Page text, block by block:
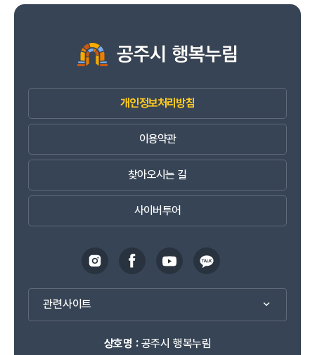
개인정보처리방침
이용약관
찾아오시는 길
사이버투어
관련사이트
상호명 :공주시 행복누림